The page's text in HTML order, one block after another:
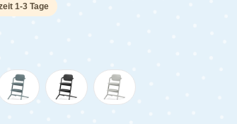
1-3 Tage